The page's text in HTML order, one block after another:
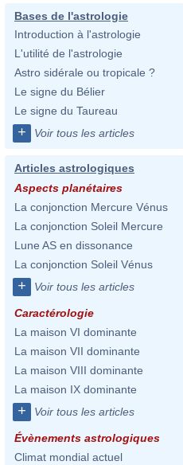
Bases de l'astrologie
Introduction à l'astrologie
L'utilité de l'astrologie
Astro sidérale ou tropicale ?
Le signe du Bélier
Le signe du Taureau
+ Voir tous les articles
Articles astrologiques
Aspects planétaires
La conjonction Mercure Vénus
La conjonction Soleil Mercure
Lune AS en dissonance
La conjonction Soleil Vénus
+ Voir tous les articles
Caractérologie
La maison VI dominante
La maison VII dominante
La maison VIII dominante
La maison IX dominante
+ Voir tous les articles
Évènements astrologiques
Climat mondial actuel